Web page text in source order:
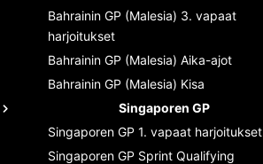
Bahrainin GP (Malesia) 3. vapaat
harjoitukset
Bahrainin GP (Malesia) Aika-ajot
Bahrainin GP (Malesia) Kisa
Singaporen GP
Singaporen GP 1. vapaat harjoitukset
Singaporen GP Sprint Qualifying